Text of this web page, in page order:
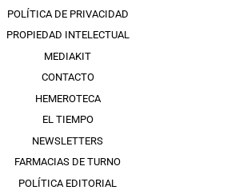
POLÍTICA DE PRIVACIDAD
PROPIEDAD INTELECTUAL
MEDIAKIT
CONTACTO
HEMEROTECA
EL TIEMPO
NEWSLETTERS
FARMACIAS DE TURNO
POLÍTICA EDITORIAL